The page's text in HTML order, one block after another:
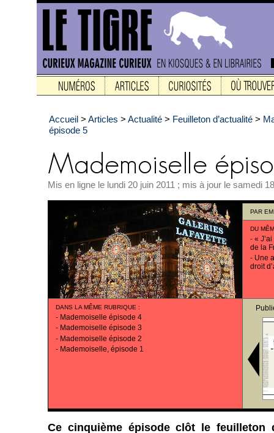
Accueil > Articles > Actualité > Feuilleton d’actualité >
épisode 5
Mis en ligne le lundi 20 juin 2011 ; mis à jour le samedi
PAR
DU
- «
de la
- Une
droit
DANS LA MÊME RUBRIQUE :
- Mademoiselle épisode 4
- Mademoiselle épisode 3
- Mademoiselle épisode 2
- Mademoiselle, épisode 1
Ce cinquième épisode clôt le feuilleton